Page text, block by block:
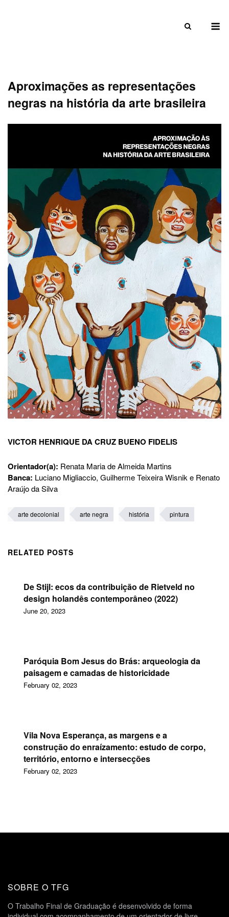
Aproximações as representações
negras na história da arte brasileira
VICTOR HENRIQUE DA CRUZ BUENO FIDELIS
Orientador(a): Renata Maria de Almeida Martins
Banca: Luciano Migliaccio, Guilherme Teixeira Wisnik e Renato
Araújo da Silva
arte decolonial arte negra história pintura
RELATED POSTS
De Stijl: ecos da contribuição de Rietveld no
design holandês contemporâneo (2022)
June 20, 2023
Paróquia Bom Jesus do Brás: arqueologia da
paisagem e camadas de historicidade
February 02, 2023
Vila Nova Esperança, as margens e a
construção do enraízamento: estudo de corpo,
território, entorno e intersecções
February 02, 2023
SOBRE O TFG
O Trabalho Final de Graduação é desenvolvido de forma